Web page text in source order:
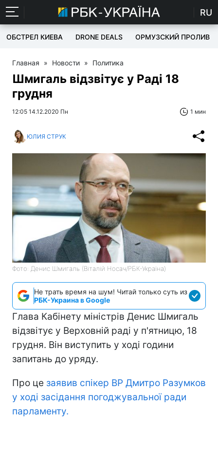
RU
ОБСТРЕЛ КИЕВА DRONE DEALS ОРМУЗСКИЙ ПРОЛИВ
Главная » Новости » Политика
Шмигаль відзвітує у Раді 18
грудня
12:05 14.12.2020 Пн 1 мин
ЮЛИЯ СТРУК
Фото: Денис Шмигаль (Віталій Носач/РБК-Україна)
Не трать время на шум! Читай только суть из
РБК-Украина в Google
Глава Кабінету міністрів Денис Шмигаль
відзвітує у Верховній раді у п'ятницю, 18
грудня. Він виступить у ході години
запитань до уряду.
Про це заявив спікер ВР Дмитро Разумков
у ході засідання погоджувальної ради
парламенту.